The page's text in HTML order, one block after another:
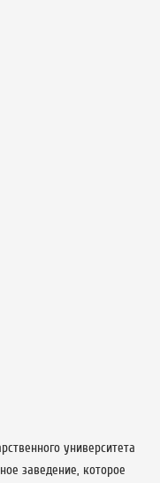
университета
заведение, которое